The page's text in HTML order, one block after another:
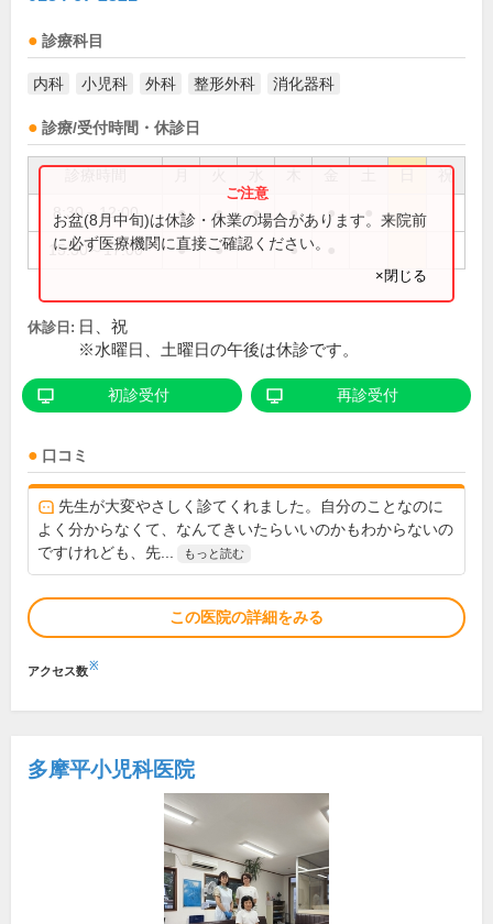
診療科目
内科 小児科 外科 整形外科 消化器科
診療/受付時間・休診日
祝
8:30～12:00 ● ● ● ● ●
15:30～17:00 ● ● ●
お盆(8月中旬)は休診・休業の場合があります。来院前
に必ず医療機関に直接ご確認ください。
×閉じる
休診日: 日、祝
※水曜日、土曜日の午後は休診です。
初診受付 再診受付
口コミ
先生が大変やさしく診てくれました。自分のことなのに
よく分からなくて、なんてきいたらいいのかもわからないの
ですけれども、先...
もっと読む
この医院の詳細をみる
アクセス数※
多摩平小児科医院